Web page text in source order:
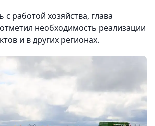
работой хозяйства, глава
необходимость реализации
и в других регионах.